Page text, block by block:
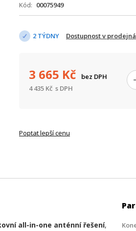
Kód
00075949
2 TÝDNY Dostupnost v
3 665 Kč
bez DPH
4 435 Kč s DPH
Poptat lepší cenu
all-in-one anténní řešení,